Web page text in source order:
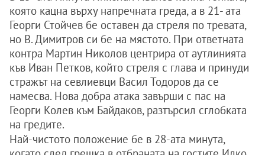
която кацна върху напречната греда, а в 21- ата
Георги Стойчев бе оставен да стреля по тревата,
но В. Димитров си бе на мястото. При ответната
контра Мартин Николов центрира от аутлинията
къв Иван Петков, който стреля с глава и принуди
стражът на севлиевци Васил Тодоров да се
намесва. Нова добра атака завърши с пас на
Георги Колев към Байдаков, разтърсил сглобката
на гредите.
Най-чистото положение бе в 28-ата минута,